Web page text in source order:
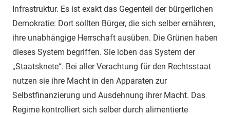
Infrastruktur. Es ist exakt das Gegenteil der bürgerlichen
Demokratie: Dort sollten Bürger, die sich selber ernähren,
ihre unabhängige Herrschaft ausüben. Die Grünen haben
dieses System begriffen. Sie loben das System der
„Staatsknete“. Bei aller Verachtung für den Rechtsstaat
nutzen sie ihre Macht in den Apparaten zur
Selbstfinanzierung und Ausdehnung ihrer Macht. Das
Regime kontrolliert sich selber durch alimentierte